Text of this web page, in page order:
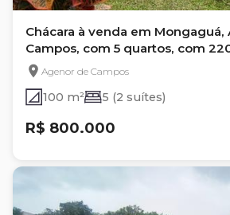
Chácara à venda em Mongaguá,
Campos, com 5 quartos, com
Agenor de Campos
100 m² 5 (2 suítes)
R$ 800.000